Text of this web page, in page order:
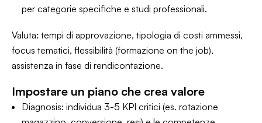
per categorie specifiche e studi professionali.
Valuta: tempi di approvazione, tipologia di costi ammessi,
focus tematici, flessibilità (formazione on the job),
assistenza in fase di rendicontazione.
Impostare un piano che crea valore
Diagnosis: individua 3-5 KPI critici (es. rotazione